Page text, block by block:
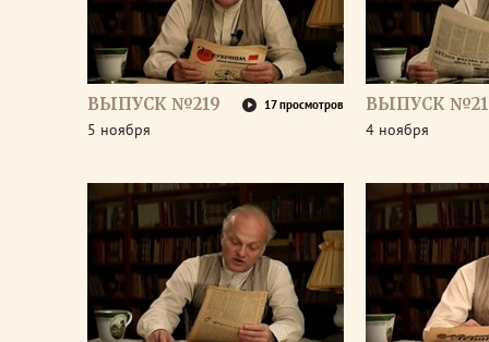
ВЫПУСК №219 17 просмотров
5 ноября
ВЫПУСК
4 ноября